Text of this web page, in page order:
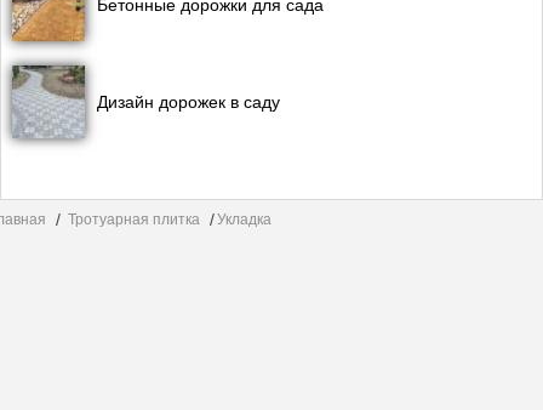
Бетонные дорожки для сада
Дизайн дорожек в саду
Тротуарная плитка Укладка